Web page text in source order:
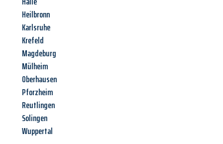
Heilbronn
Karlsruhe
Krefeld
Magdeburg
Mülheim
Oberhausen
Pforzheim
Reutlingen
Solingen
Wuppertal